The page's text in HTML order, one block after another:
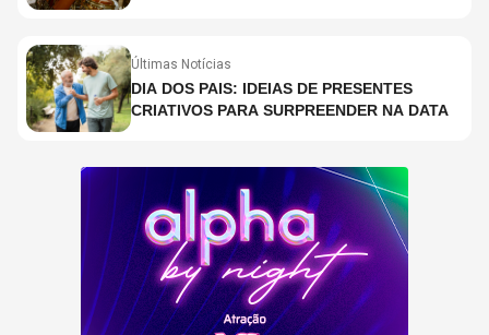
Últimas Notícias
DIA DOS PAIS: IDEIAS DE PRESENTES
CRIATIVOS PARA SURPREENDER NA DATA